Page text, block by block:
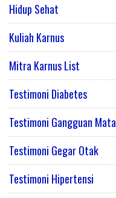
Hidup Sehat
Kuliah Karnus
Mitra Karnus List
Testimoni Diabetes
Testimoni Gangguan Mata
Testimoni Gegar Otak
Testimoni Hipertensi